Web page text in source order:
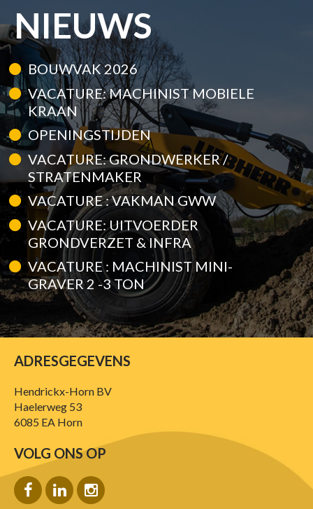
NIEUWS
BOUWVAK 2026
VACATURE: MACHINIST MOBIELE
KRAAN
OPENINGSTIJDEN
VACATURE: GRONDWERKER /
STRATENMAKER
VACATURE : VAKMAN GWW
VACATURE: UITVOERDER
GRONDVERZET & INFRA
VACATURE : MACHINIST MINI-
GRAVER 2 -3 TON
ADRESGEGEVENS
Hendrickx-Horn BV
Haelerweg 53
6085 EA Horn
VOLG ONS OP